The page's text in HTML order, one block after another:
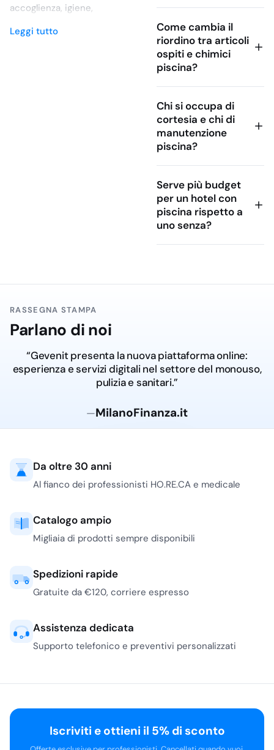
accoglienza, igiene,
controllo dei riordini. La
cosa serve al personale
costanti senza
complicare il magazzino.
Aree e
specializzazioni
hotel copre gli articoli
più vicini all’esperienza
accessori bagno,
ciabatte, cuffie doccia,
dotazioni da camera. È
l’area da presidiare
quando si vuole una
coordinata, facile da
reintegrare e coerente
Prijasono indicati per
bagno con immagine
curata e formati
ricaricabili, mentre
Leggi tutto
Come cambia il
riordino tra articoli
ospiti e chimici
piscina?
Chi si occupa di
cortesia e chi di
manutenzione
piscina?
Serve più budget
per un hotel con
piscina rispetto a
uno senza?
RASSEGNA STAMPA
Parlano di noi
“Gevenit presenta la nuova piattaforma online:
esperienza e servizi digitali nel settore del monouso,
pulizia e sanitari.”
—MilanoFinanza.it
Da oltre 30 anni
Al fianco dei professionisti HO.RE.CA e medicale
Catalogo ampio
Migliaia di prodotti sempre disponibili
Spedizioni rapide
Gratuite da €120, corriere espresso
Assistenza dedicata
Supporto telefonico e preventivi personalizzati
Iscriviti e ottieni il 5% di sconto